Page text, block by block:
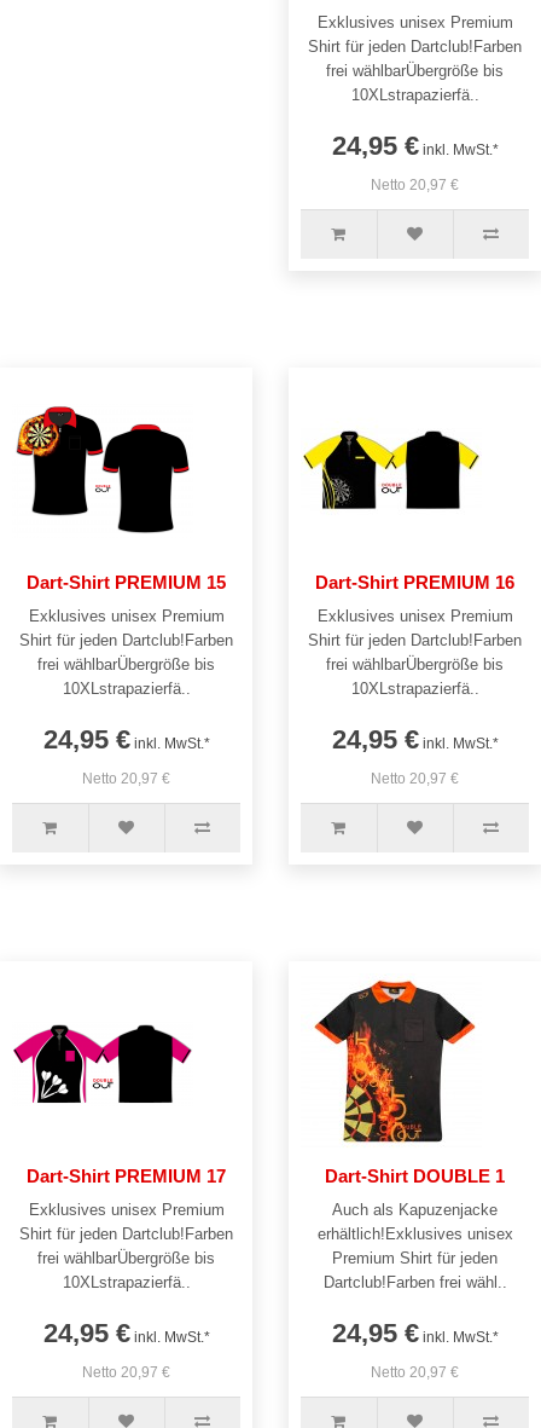
Exklusives unisex Premium
Shirt für jeden Dartclub!Farben
frei wählbarÜbergröße bis
10XLstrapazierfä..
24,95 €inkl. MwSt.*
Netto 20,97 €
Dart-Shirt PREMIUM 15
Exklusives unisex Premium
Shirt für jeden Dartclub!Farben
frei wählbarÜbergröße bis
10XLstrapazierfä..
24,95 €inkl. MwSt.*
Netto 20,97 €
Dart-Shirt PREMIUM 16
Exklusives unisex Premium
Shirt für jeden Dartclub!Farben
frei wählbarÜbergröße bis
10XLstrapazierfä..
24,95 €inkl. MwSt.*
Netto 20,97 €
Dart-Shirt PREMIUM 17
Exklusives unisex Premium
Shirt für jeden Dartclub!Farben
frei wählbarÜbergröße bis
10XLstrapazierfä..
24,95 €inkl. MwSt.*
Netto 20,97 €
Dart-Shirt DOUBLE 1
Auch als Kapuzenjacke
erhältlich!Exklusives unisex
Premium Shirt für jeden
Dartclub!Farben frei wähl..
24,95 €inkl. MwSt.*
Netto 20,97 €